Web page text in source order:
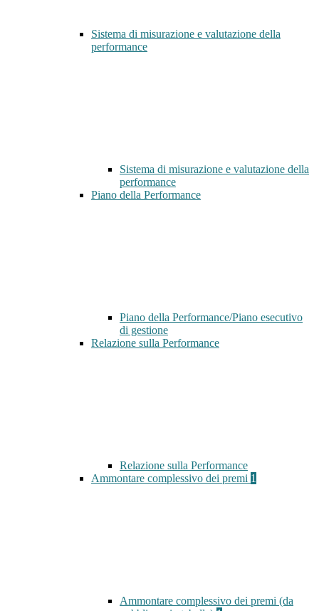
Sistema di misurazione e valutazione della
performance
Sistema di misurazione e valutazione della
performance
Piano della Performance
Piano della Performance/Piano esecutivo
di gestione
Relazione sulla Performance
Relazione sulla Performance
Ammontare complessivo dei premi 1
Ammontare complessivo dei premi (da